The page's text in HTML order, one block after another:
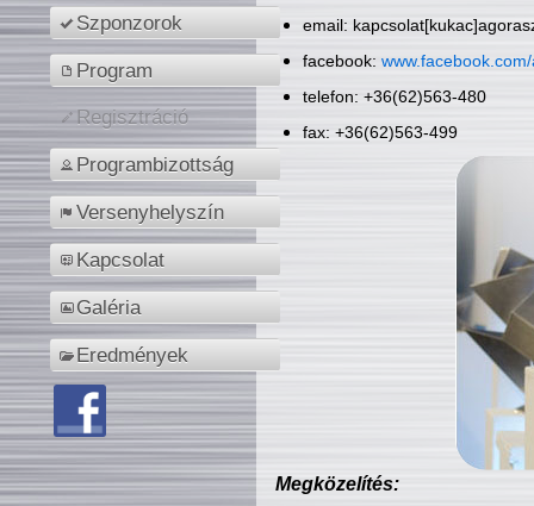
Szponzorok
Program
Regisztráció
Programbizottság
Versenyhelyszín
Kapcsolat
Galéria
Eredmények
email:
facebook:
telefon: +36(62)563-480
fax: +36(62)563-499
Megközelítés: